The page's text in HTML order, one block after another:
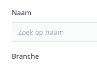
Naam
Branche